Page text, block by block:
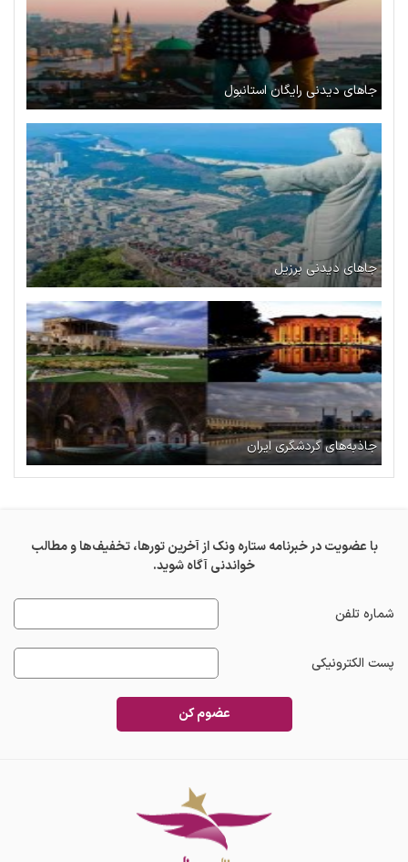
جاهای دیدنی رایگان استانبول
جاهای دیدنی برزیل
جاذبه‌های گردشگری ایران
با عضویت در خبرنامه ستاره ونک از آخرین تورها، تخفیف‌ها و مطالب
خواندنی آگاه شوید.
شماره تلفن
پست الکترونیکی
عضوم کن